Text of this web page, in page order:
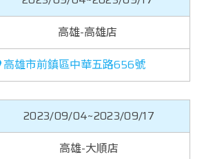
高雄-高雄店
高雄市前鎮區中華五路656號
2023/09/04~2023/09/17
高雄-大順店